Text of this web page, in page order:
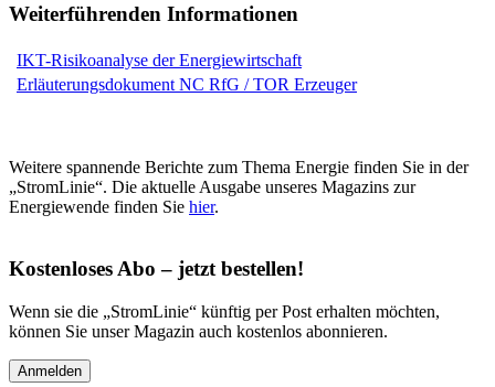
Weiterführenden Informationen
IKT-Risikoanalyse der Energiewirtschaft
Erläuterungsdokument NC RfG / TOR Erzeuger
Weitere spannende Berichte zum Thema Energie finden Sie in der
„StromLinie“. Die aktuelle Ausgabe unseres Magazins zur
Energiewende finden Sie hier.
Kostenloses Abo – jetzt bestellen!
Wenn sie die „StromLinie“ künftig per Post erhalten möchten,
können Sie unser Magazin auch kostenlos abonnieren.
Anmelden